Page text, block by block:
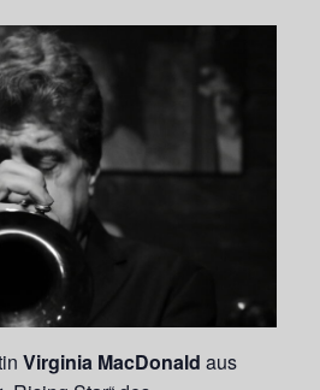
Virginia MacDonald aus